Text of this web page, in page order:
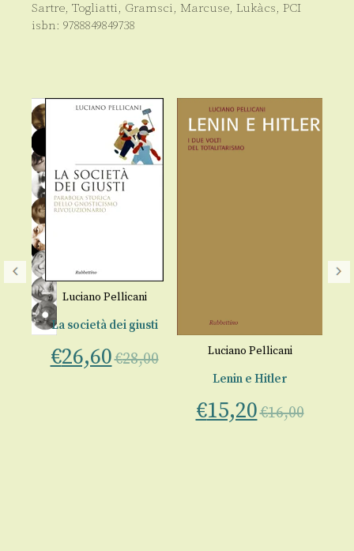
Sartre, Togliatti, Gramsci, Marcuse, Lukàcs, PCI
isbn: 9788849849738
Luciano Pellicani
La società dei giusti
€26,60€28,00 Luciano Pellicani
Lenin e Hitler
€15,20€16,00